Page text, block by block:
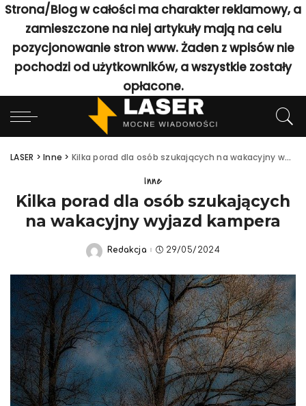
Strona/Blog w całości ma charakter reklamowy, a
zamieszczone na niej artykuły mają na celu
pozycjonowanie stron www. Żaden z wpisów nie
pochodzi od użytkowników, a wszystkie zostały
opłacone.
LASER >Inne > Kilka porad dla osób szukających na wakacyjny wyjazd kampera
Inne
Kilka porad dla osób szukających
na wakacyjny wyjazd kampera
Posted
Redakcja 29/05/2024